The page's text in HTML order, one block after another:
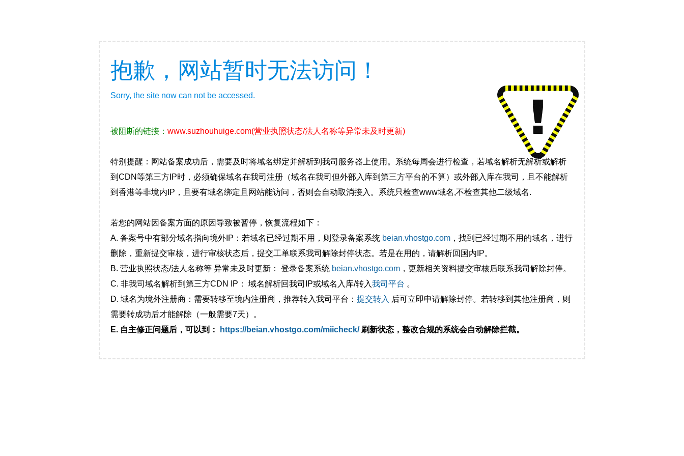
抱歉，网站暂时无法访问！
Sorry, the site now can not be accessed.
被阻断的链接： www.suzhouhuige.com(营业执照状态/法人名称等异常未及时更新)
特别提醒：网站备案成功后，需要及时将域名绑定并解析到我司服务器上使用。系统每周会进行检查，若域名解析无解析或解析
到CDN等第三方IP时，必须确保域名在我司注册（域名在我司但外部入库到第三方平台的不算）或外部入库在我司，且不能解析
到香港等非境内IP，且要有域名绑定且网站能访问，否则会自动取消接入。系统只检查www域名,不检查其他二级域名.
若您的网站因备案方面的原因导致被暂停，恢复流程如下：
A. 备案号中有部分域名指向境外IP：若域名已经过期不用，则登录备案系统 beian.vhostgo.com ，找到已经过期不用的域名，进行
删除，重新提交审核，进行审核状态后，提交工单联系我司解除封停状态。若是在用的，请解析回国内IP。
B. 营业执照状态/法人名称等 异常未及时更新： 登录备案系统 beian.vhostgo.com ，更新相关资料提交审核后联系我司解除封停。
C. 非我司域名解析到第三方CDN IP： 域名解析回我司IP或域名入库/转入我司平台 。
D. 域名为境外注册商：需要转移至境内注册商，推荐转入我司平台： 提交转入 后可立即申请解除封停。若转移到其他注册商，则
需要转成功后才能解除（一般需要7天）。
E. 自主修正问题后，可以到：
https://beian.vhostgo.com/miicheck/刷新状态，整改合规的系统会自动解除拦截。